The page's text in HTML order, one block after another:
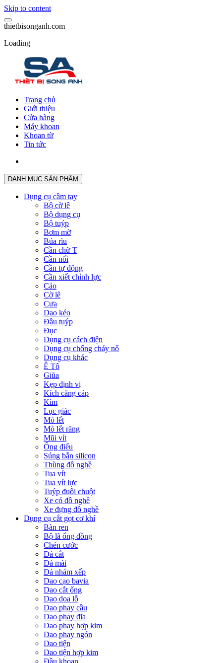
Skip to content
thietbisonganh.com
Loading
Trang chủ
Giới thiệu
Cửa hàng
Máy khoan
Khoan từ
Tin tức
DANH MỤC SẢN PHẨM
Dụng cụ cầm tay
Bộ cờ lê
Bộ dụng cụ
Bộ tuýp
Bơm mỡ
Búa rìu
Cần chữ T
Cần nối
Cần tự động
Cần xiết chỉnh lực
Cảo
Cờ lê
Cưa
Dao kéo
Đầu tuýp
Đục
Dụng cụ cách điện
Dụng cụ chống cháy nổ
Dụng cụ khác
Ê Tô
Giũa
Kẹp định vị
Kích căng cáp
Kìm
Lục giác
Mỏ lết
Mỏ lết răng
Mũi vít
Ống điếu
Súng bắn silicon
Thùng đồ nghề
Tua vít
Tua vít lực
Tuýp đuôi chuột
Xe có đồ nghề
Xe đựng đồ nghề
Dụng cụ cắt gọt cơ khí
Bàn ren
Bộ lã ống đồng
Chén cước
Đá cắt
Đá mài
Đá nhám xếp
Dao cạo bavia
Dao cắt ống
Dao doa lỗ
Dao phay cầu
Dao phay đĩa
Dao phay hợp kim
Dao phay ngón
Dao tiện
Dao tiện hợp kim
Đầu khoan